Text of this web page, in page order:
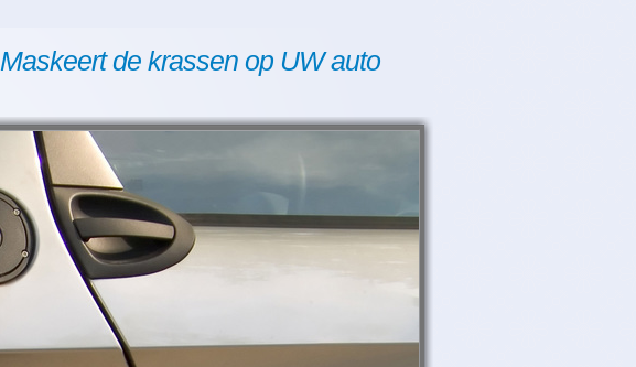
Maskeert de krassen op UW auto